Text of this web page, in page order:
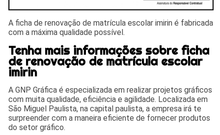
A ficha de renovação de matrícula escolar imirin é fabricada
com a máxima qualidade possível.
Tenha mais informações sobre ficha
de renovação de matrícula escolar
imirin
A GNP Gráfica é especializada em realizar projetos gráficos
com muita qualidade, eficiência e agilidade. Localizada em
São Miguel Paulista, na capital paulista, a empresa irá te
surpreender com a maneira eficiente de fornecer produtos
do setor gráfico.